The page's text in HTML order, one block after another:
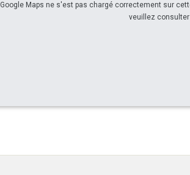
Google Maps ne s'est pas chargé correctement sur
veuillez